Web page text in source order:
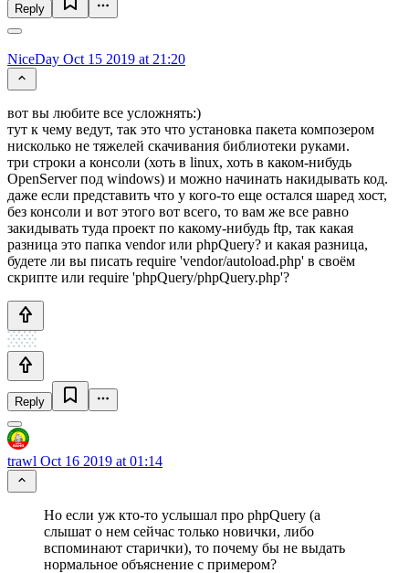
Reply
NiceDay Oct 15 2019 at 21:20
вот вы любите все усложнять:)
тут к чему ведут, так это что установка пакета композером
нисколько не тяжелей скачивания библиотеки руками.
три строки а консоли (хоть в linux, хоть в каком-нибудь
OpenServer под windows) и можно начинать накидывать код.
даже если представить что у кого-то еще остался шаред хост,
без консоли и вот этого вот всего, то вам же все равно
закидывать туда проект по какому-нибудь ftp, так какая
разница это папка vendor или phpQuery? и какая разница,
будете ли вы писать require 'vendor/autoload.php' в своём
скрипте или require 'phpQuery/phpQuery.php'?
Reply
trawl Oct 16 2019 at 01:14
Но если уж кто-то услышал про phpQuery (а
слышат о нем сейчас только новички, либо
вспоминают старички), то почему бы не выдать
нормальное объяснение с примером?